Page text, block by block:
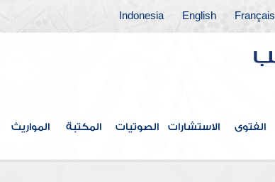
Français
English
Indonesia
الفتوى الاستشارات الصوتيات المكتبة المواريث